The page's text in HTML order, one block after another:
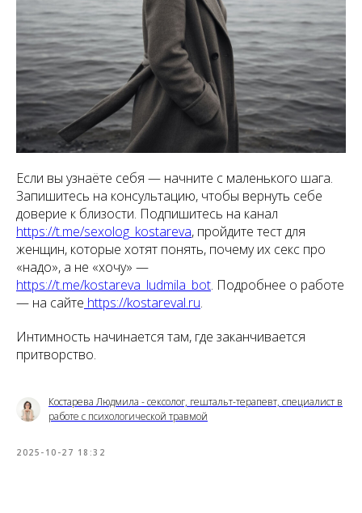
Если вы узнаёте себя — начните с маленького шага.
Запишитесь на консультацию, чтобы вернуть себе
доверие к близости. Подпишитесь на канал
https://t.me/sexolog_kostareva, пройдите тест для
женщин, которые хотят понять, почему их секс про
«надо», а не «хочу» —
https://t.me/kostareva_ludmila_bot. Подробнее о работе
— на сайте https://kostareval.ru.
Интимность начинается там, где заканчивается
притворство.
Костарева Людмила - сексолог, гештальт-терапевт, специалист в
работе с психологической травмой
2025-10-27 18:32